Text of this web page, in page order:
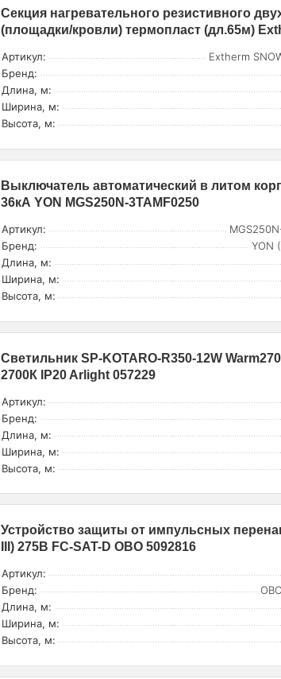
Секция нагревательного резистивного
(площадки/кровли) термопласт (дл.65м)
Артикул:
Extherm
Бренд:
Длина, м:
Ширина, м:
Высота, м:
Выключатель автоматический в литом
36кА YON MGS250N-3TAMF0250
Артикул:
Бренд:
YON
Длина, м:
Ширина, м:
Высота, м:
Светильник SP-KOTARO-R350-12W
2700К IP20 Arlight 057229
Артикул:
Бренд:
Длина, м:
Ширина, м:
Высота, м:
Устройство защиты от импульсных
III) 275В FC-SAT-D OBO 5092816
Артикул:
Бренд:
Длина, м:
Ширина, м:
Высота, м: